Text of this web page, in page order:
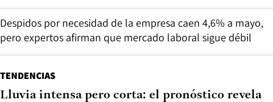
Despidos por necesidad de la empresa caen 4,6% a mayo,
pero expertos afirman que mercado laboral sigue débil
TENDENCIAS
Lluvia intensa pero corta: el pronóstico revela